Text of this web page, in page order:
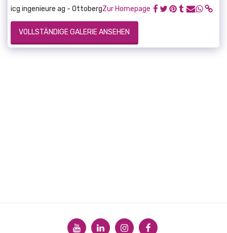
icg ingenieure ag - OttobergZur Homepage
VOLLSTÄNDIGE GALERIE ANSEHEN